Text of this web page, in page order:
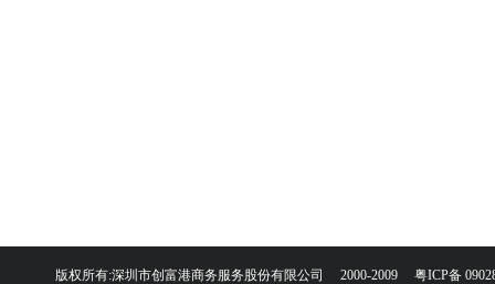
版权所有:深圳市创富港商务服务股份有限公司 2000-2009 粤ICP备